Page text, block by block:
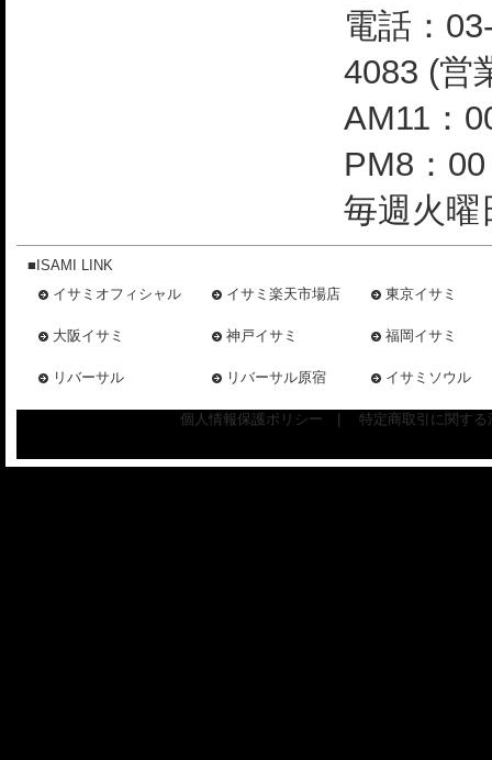
電話：
4083 (営
AM11：
PM8：
毎週火曜
■ISAMI LINK
イサミオフィシャル
イサミ楽天市場店 東京イサミ
大阪イサミ 神戸イサミ 福岡イサミ
リバーサル リバーサル原宿 イサミソウル
個人情報保護ポリシー 特定商取引に関す